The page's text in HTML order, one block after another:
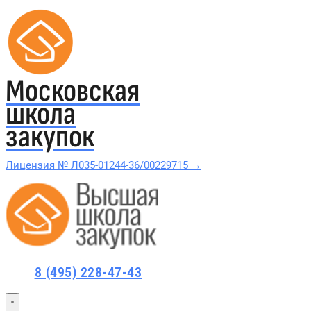
Московская
школа
закупок
Лицензия № Л035-01244-36/00229715 →
Проверить в реестре Рособрнадзора →
Курсы по 44-ФЗ
8 (495) 228-47-43